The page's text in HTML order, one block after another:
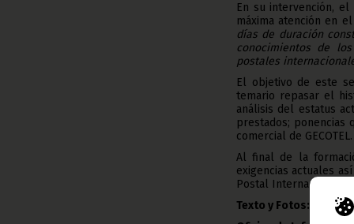
En su intervención,
máxima atención en
días de duración
conocimientos de
postales
El objetivo de este
temario repasar el
análisis del estatus
prestados; ponencias
comercial de GECOTEL.
Al final de la
exigencias actuales
Postal Internacional.
Texto y Fotos: María